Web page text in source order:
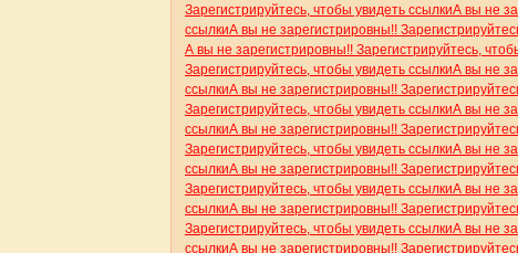
Зарегистрируйтесь, чтобы увидеть ссылкиА вы не
ссылкиА вы не зарегистрировны!!
А вы не зарегистрировны!! Зарегистрируйтесь,
Зарегистрируйтесь, чтобы увидеть ссылкиА вы не
ссылкиА вы не зарегистрировны!!
Зарегистрируйтесь, чтобы увидеть ссылкиА вы не
ссылкиА вы не зарегистрировны!!
Зарегистрируйтесь, чтобы увидеть ссылкиА вы не
ссылкиА вы не зарегистрировны!!
Зарегистрируйтесь, чтобы увидеть ссылкиА вы не
ссылкиА вы не зарегистрировны!!
Зарегистрируйтесь, чтобы увидеть ссылкиА вы не
ссылкиА вы не зарегистрировны!!